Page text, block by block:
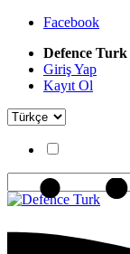
Facebook
Defence Turk
Giriş Yap
Kayıt Ol